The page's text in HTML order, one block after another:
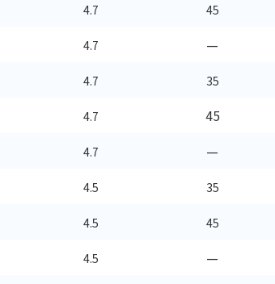
4.7 45
4.7 —
4.7 35
4.7 45
4.7 —
4.5 35
4.5 45
4.5 —